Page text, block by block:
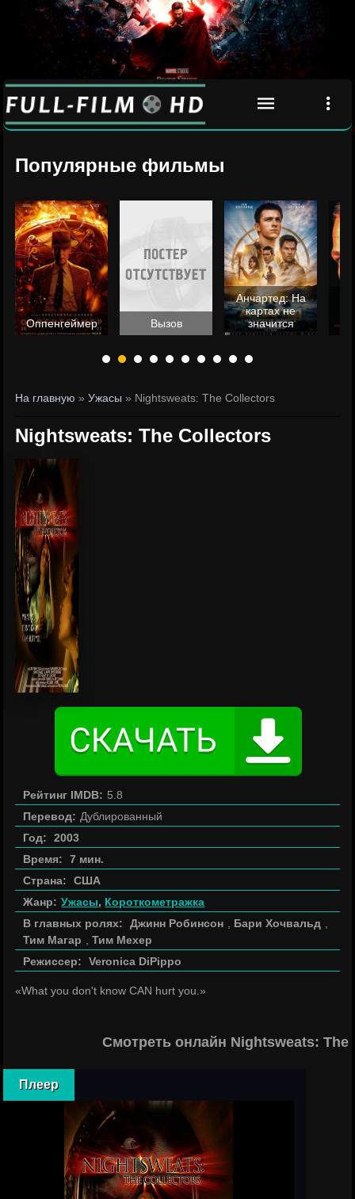
Популярные фильмы
Оппенгеймер Вызов
Анчартед: На
картах не
значится
На главную »Ужасы » Nightsweats: The Collectors
Nightsweats: The Collectors
Рейтинг IMDB: 5.8
Перевод: Дублированный
Год:
2003
Время:
7 мин.
Страна:
США
Жанр: Ужасы, Короткометражка
В главных ролях:
Джинн Робинсон Бари Хочвальд
Тим Магар
,Тим Мехер
Режиссер:
Veronica DiPippo
«What you don't know CAN hurt you.»
Смотреть онлайн Nightsweats:
Плеер